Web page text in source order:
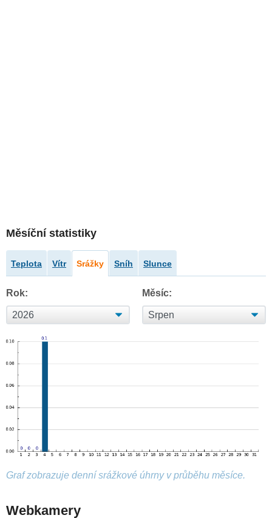
Měsíční statistiky
Teplota Vítr Srážky Sníh Slunce
Rok: Měsíc:
Graf zobrazuje denní srážkové úhrny v průběhu měsíce.
Webkamery